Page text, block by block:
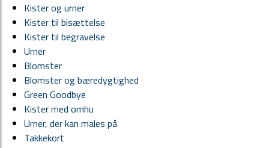
Kister og urner
Kister til bisættelse
Kister til begravelse
Urner
Blomster
Blomster og bæredygtighed
Green Goodbye
Kister med omhu
Urner, der kan males på
Takkekort